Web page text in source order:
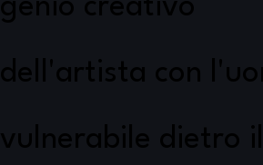
genio creativo
dell'artista con
vulnerabile dietro il